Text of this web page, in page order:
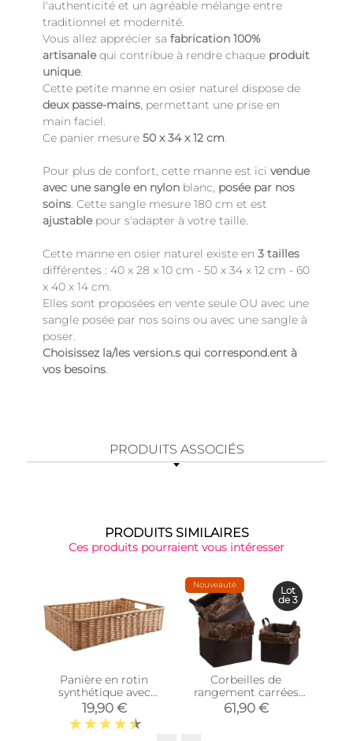
l'authenticité et un agréable mélange entre
traditionnel et modernité.
Vous allez apprécier sa fabrication 100%
artisanalequi contribue à rendre chaque produit
unique.
Cette petite manne en osier naturel dispose de
deux passe-mains, permettant une prise en
main faciel.
Ce panier mesure 50 x 34 x 12 cm.
Pour plus de confort, cette manne est ici vendue
avec une sangle en nylon blanc, posée par nos
soins. Cette sangle mesure 180 cm et est
ajustablepour s'adapter à votre taille.
Cette manne en osier naturel existe en 3 tailles
différentes : 40 x 28 x 10 cm - 50 x 34 x 12 cm - 60
x 40 x 14 cm.
Elles sont proposées en vente seule OU avec une
sangle posée par nos soins ou avec une sangle à
poser.
Choisissez la/les version.s qui correspond.ent à
vos besoins.
PRODUITS ASSOCIÉS
PRODUITS SIMILAIRES
Ces produits pourraient vous intéresser
Panière en rotin
synthétique avec
passe-main
(Longueur 40cm)
19,90 €
Nouveauté
Corbeilles de
rangement carrées
avec fourrure
synthétique (Lot de 3)
61,90 €
Lot
de 3